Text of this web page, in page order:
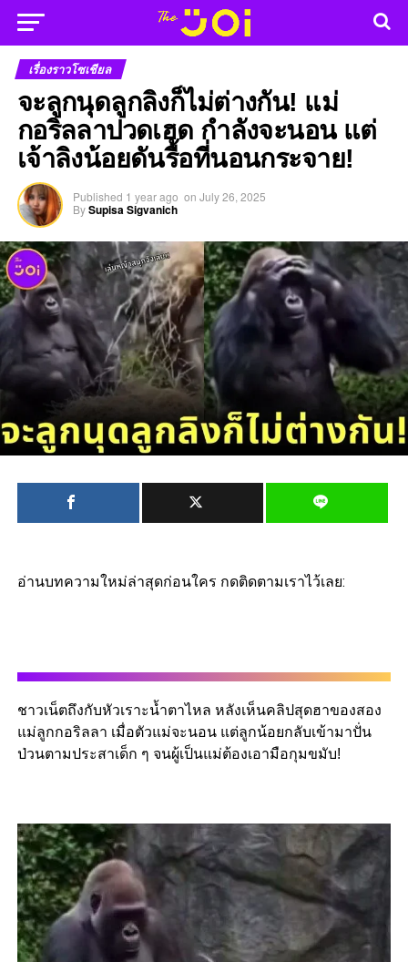
เรื่องราวโซเชียล
จะลูกนุดลูกลิงก็ไม่ต่างกัน! แม่
กอริลลาปวดเฮด กำลังจะนอน แต่
เจ้าลิงน้อยดันรื้อที่นอนกระจาย!
Published 1 year ago on July 26, 2025
BySupisa Sigvanich
อ่านบทความใหม่ล่าสุดก่อนใคร กดติดตามเราไว้เลย:
ชาวเน็ตถึงกับหัวเราะน้ำตาไหล หลังเห็นคลิปสุดฮาของสอง
แม่ลูกกอริลลา เมื่อตัวแม่จะนอน แต่ลูกน้อยกลับเข้ามาปั่น
ป่วนตามประสาเด็ก ๆ จนผู้เป็นแม่ต้องเอามือกุมขมับ!